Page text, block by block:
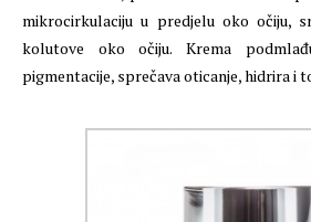
mikrocirkulaciju u predjelu oko očiju,
kolutove oko očiju. Krema
pigmentacije, sprečava oticanje, hidrira i